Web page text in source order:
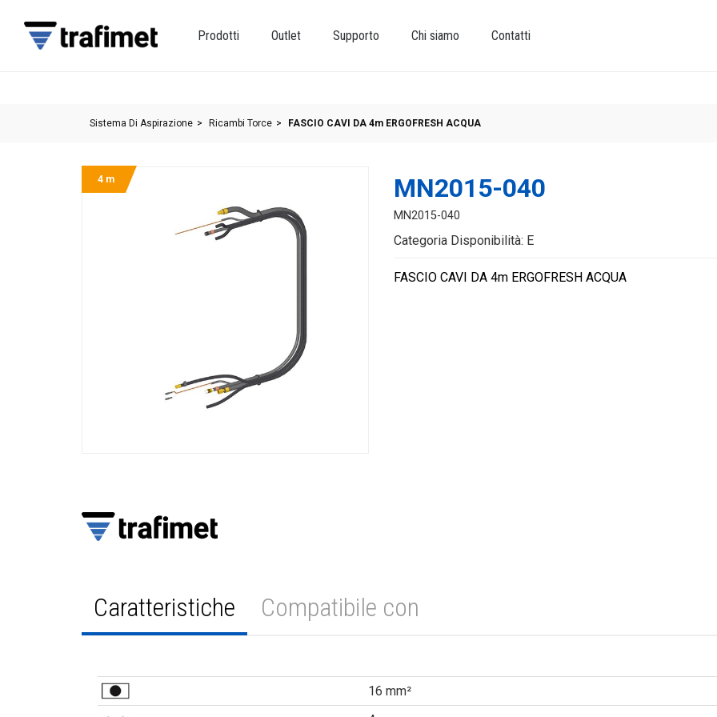
Prodotti Outlet Supporto Chi siamo Contatti
Sistema Di Aspirazione Ricambi Torce FASCIO CAVI DA 4m ERGOFRESH ACQUA
4 m MN2015-040
MN2015-040
Categoria Disponibilità: E
FASCIO CAVI DA 4m ERGOFRESH ACQUA
Caratteristiche Compatibile con
16 mm²